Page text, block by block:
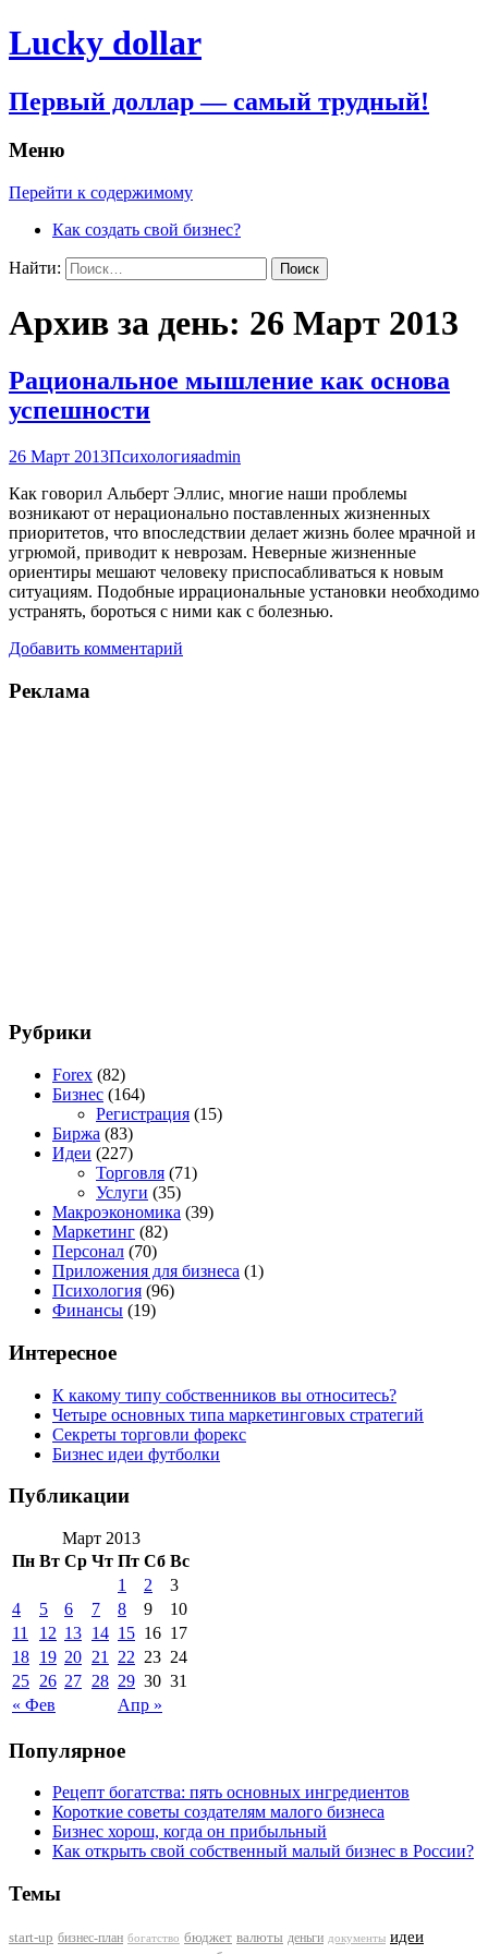
Lucky dollar
Первый доллар — самый трудный!
Меню
Перейти к содержимому
Как создать свой бизнес?
Найти:
Архив за день: 26 Март 2013
Рациональное мышление как основа
успешности
26 Март 2013Психологияadmin
Как говорил Альберт Эллис, многие наши проблемы
возникают от нерационально поставленных жизненных
приоритетов, что впоследствии делает жизнь более мрачной и
угрюмой, приводит к неврозам. Неверные жизненные
ориентиры мешают человеку приспосабливаться к новым
ситуациям. Подобные иррациональные установки необходимо
устранять, бороться с ними как с болезнью.
Добавить комментарий
Реклама
Рубрики
Forex (82)
Бизнес (164)
Регистрация (15)
Биржа (83)
Идеи (227)
Торговля (71)
Услуги (35)
Макроэкономика (39)
Маркетинг (82)
Персонал (70)
Приложения для бизнеса (1)
Психология (96)
Финансы (19)
Интересное
К какому типу собственников вы относитесь?
Четыре основных типа маркетинговых стратегий
Секреты торговли форекс
Бизнес идеи футболки
Публикации
Март 2013
Пн Вт Ср Чт Пт Сб Вс
« Фев Апр »
1 2
3
4
5 6 7 8 9
10
11
12 13 14 15 16 17
18 19 20 21 22 23 24
25 26 27 28 29 30 31
Популярное
Рецепт богатства: пять основных ингредиентов
Короткие советы создателям малого бизнеса
Бизнес хорош, когда он прибыльный
Как открыть свой собственный малый бизнес в России?
Темы
start-up бизнес-план богатство бюджет валюты деньги документы идеи